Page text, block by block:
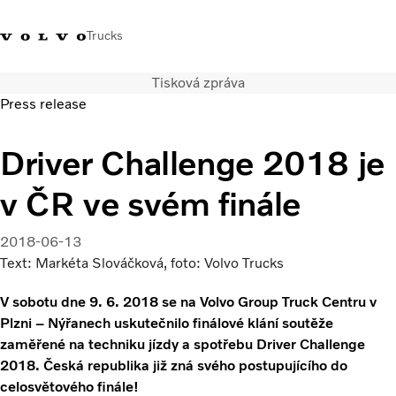
Trucks
111
Klub řidičů
Přihlášení k Volvo
Segmentace
Modely
Služby
Servisní síť a prodej
Kontaktujte nás
Kariéra
O nás
Tisková zpráva
Press release
Driver Challenge 2018 je
v ČR ve svém finále
2018-06-13
Text: Markéta Slováčková, foto: Volvo Trucks
V sobotu dne 9. 6. 2018 se na Volvo Group Truck Centru v
Plzni – Nýřanech uskutečnilo finálové klání soutěže
zaměřené na techniku jízdy a spotřebu Driver Challenge
2018. Česká republika již zná svého postupujícího do
celosvětového finále!